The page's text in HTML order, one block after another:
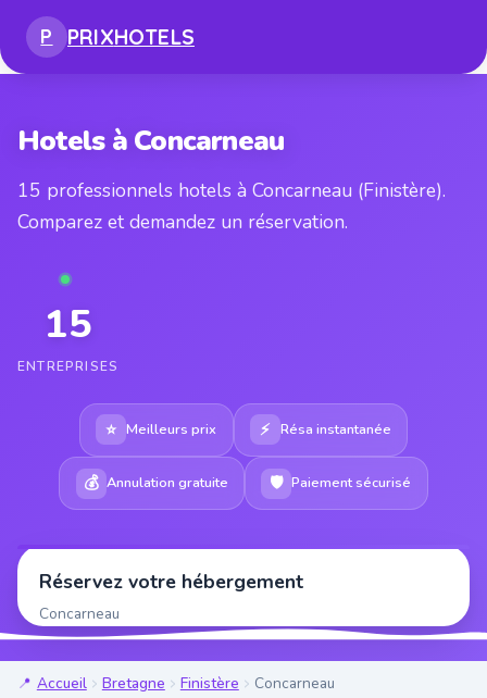
P PRIXHOTELS
Hotels à Concarneau
15 professionnels hotels à Concarneau (Finistère).
Comparez et demandez un réservation.
15
ENTREPRISES
⭐ Meilleurs prix ⚡ Résa instantanée
💰 Annulation gratuite 🛡 Paiement sécurisé
Réservez votre hébergement
Concarneau
Accueil Bretagne Finistère Concarneau